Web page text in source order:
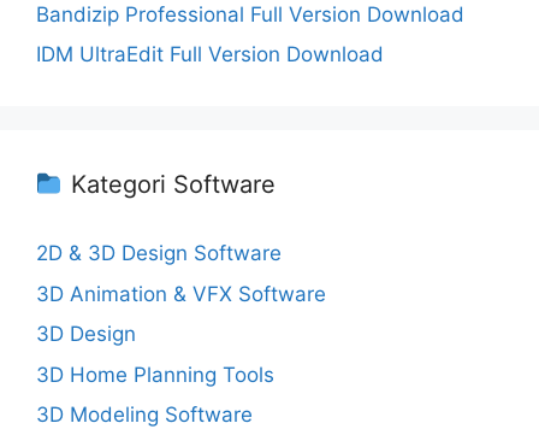
Bandizip Professional Full Version Download
IDM UltraEdit Full Version Download
Kategori Software
2D & 3D Design Software
3D Animation & VFX Software
3D Design
3D Home Planning Tools
3D Modeling Software